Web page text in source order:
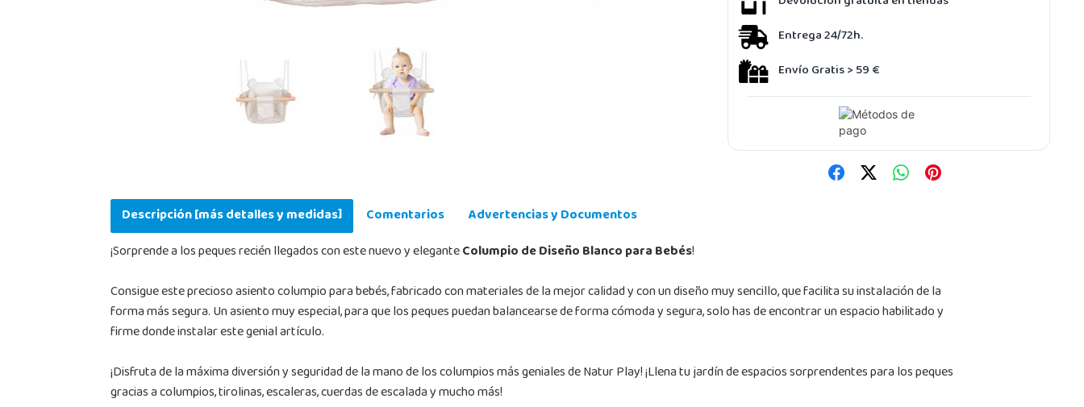
Entrega 24/72h.
Envío Gratis > 59 €
Descripción [más detalles y medidas] Comentarios
Advertencias y Documentos
¡Sorprende a los peques recién llegados con este nuevo y eleganteColumpio de Diseño Blanco para Bebés!
Consigue este precioso asiento columpio para bebés, fabricado con materiales de la mejor calidad y con un diseño muy sencillo, que facilita su instalación de la
forma más segura. Un asiento muy especial, para que los peques puedan balancearse de forma cómoda y segura, solo has de encontrar un espacio habilitado y
firme donde instalar este genial artículo.
¡Disfruta de la máxima diversión y seguridad de la mano de los columpios más geniales de Natur Play! ¡Llena tu jardín de espacios sorprendentes para los peques
gracias a columpios, tirolinas, escaleras, cuerdas de escalada y mucho más!